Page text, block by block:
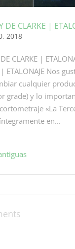
DE CLARKE |
2018
CLARKE |
| ETALONAJE Nos
cualquier
grade) y lo
«La
en...